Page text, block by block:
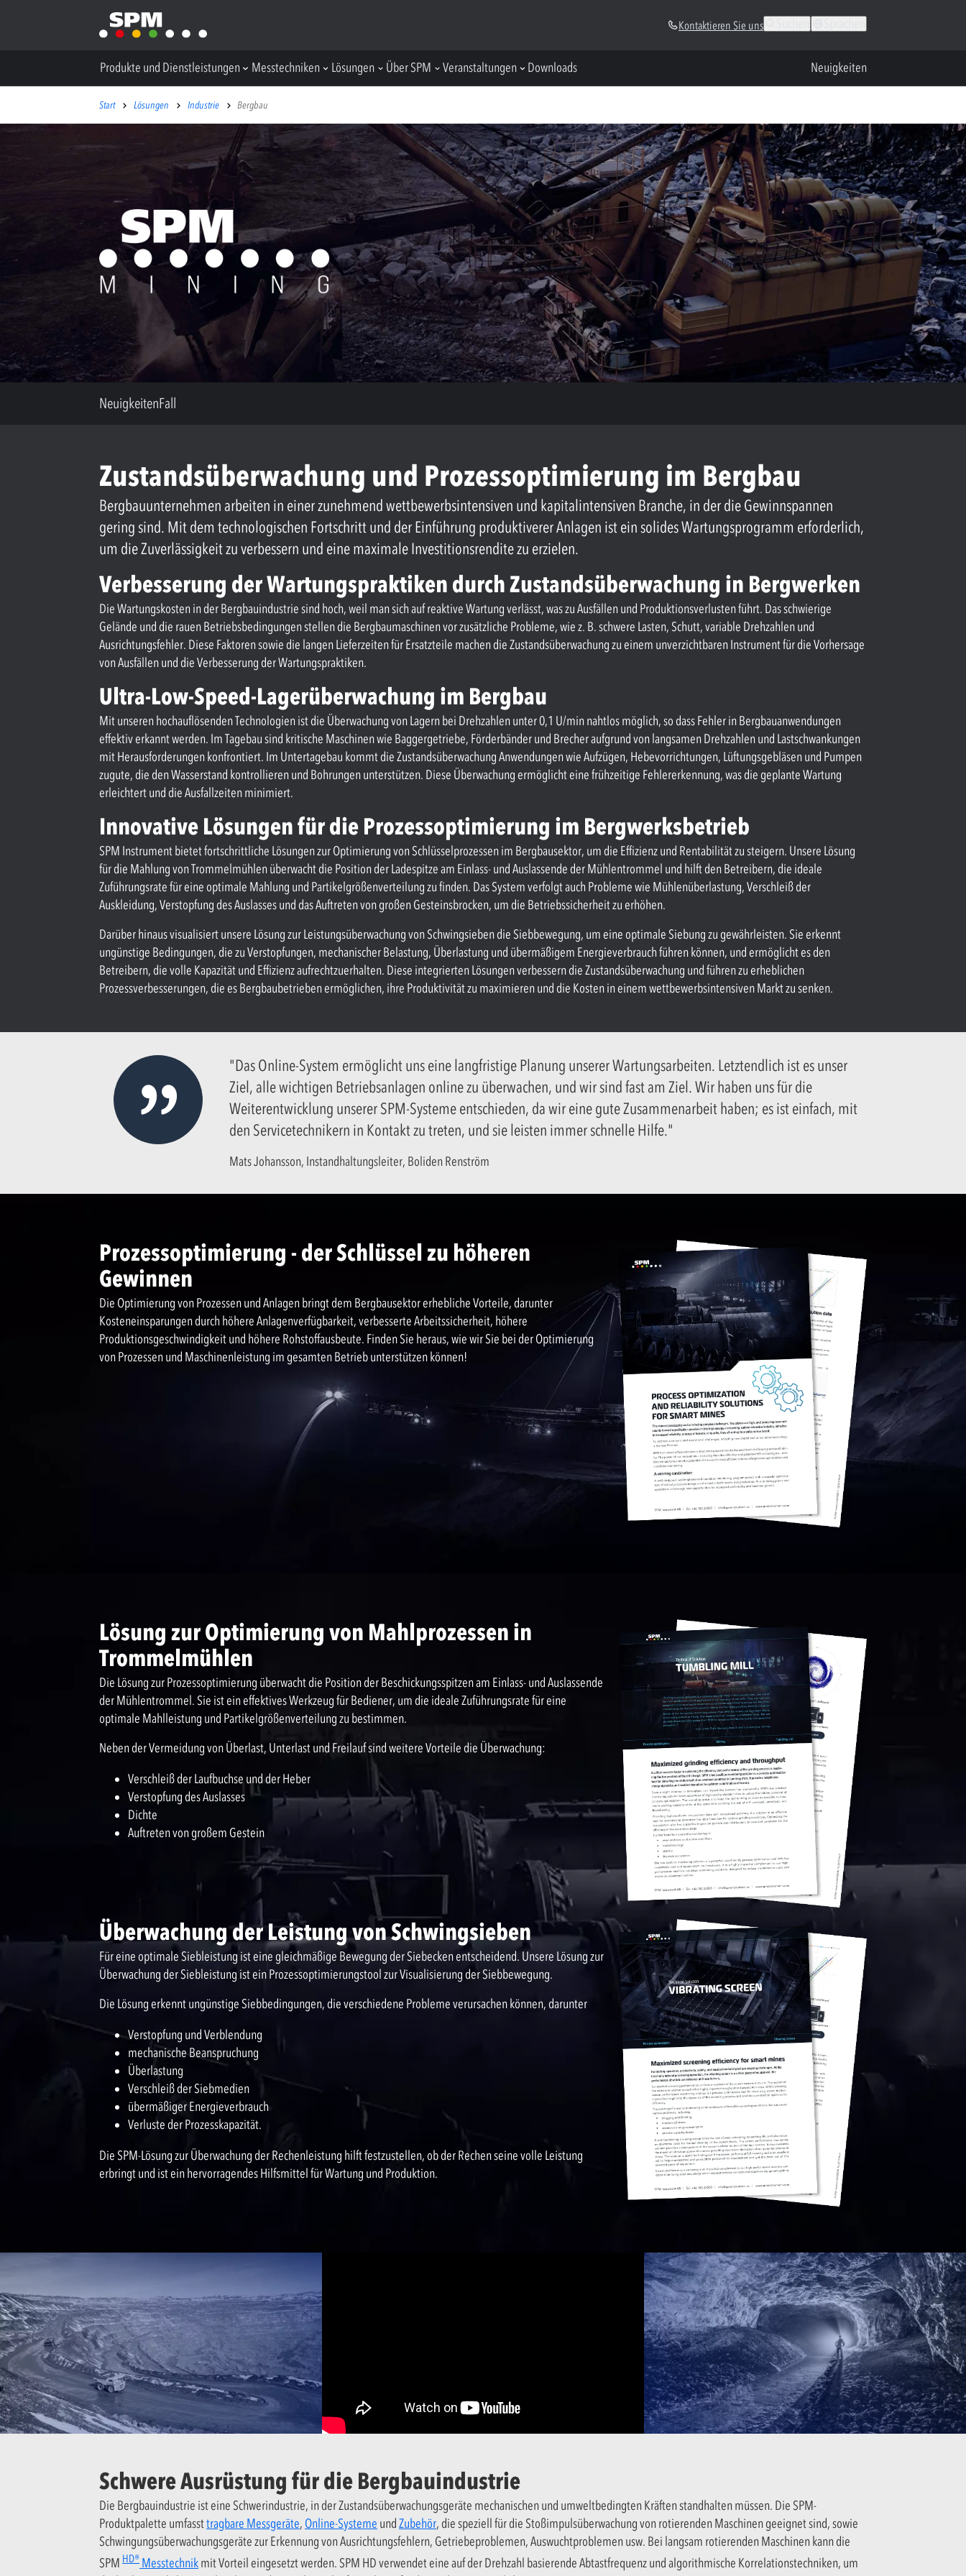
Kontaktieren Sie uns
Produkte und Dienstleistungen Messtechniken Lösungen Über SPM Veranstaltungen Downloads Neuigkeiten
Start Lösungen Industrie Bergbau
NeuigkeitenFall
Zustandsüberwachung und Prozessoptimierung im Bergbau
Bergbauunternehmen arbeiten in einer zunehmend wettbewerbsintensiven und kapitalintensiven Branche, in der die Gewinnspannen
gering sind. Mit dem technologischen Fortschritt und der Einführung produktiverer Anlagen ist ein solides Wartungsprogramm erforderlich,
um die Zuverlässigkeit zu verbessern und eine maximale Investitionsrendite zu erzielen.
Verbesserung der Wartungspraktiken durch Zustandsüberwachung in Bergwerken
Die Wartungskosten in der Bergbauindustrie sind hoch, weil man sich auf reaktive Wartung verlässt, was zu Ausfällen und Produktionsverlusten führt. Das schwierige
Gelände und die rauen Betriebsbedingungen stellen die Bergbaumaschinen vor zusätzliche Probleme, wie z. B. schwere Lasten, Schutt, variable Drehzahlen und
Ausrichtungsfehler. Diese Faktoren sowie die langen Lieferzeiten für Ersatzteile machen die Zustandsüberwachung zu einem unverzichtbaren Instrument für die Vorhersage
von Ausfällen und die Verbesserung der Wartungspraktiken.
Ultra-Low-Speed-Lagerüberwachung im Bergbau
Mit unseren hochauflösenden Technologien ist die Überwachung von Lagern bei Drehzahlen unter 0,1 U/min nahtlos möglich, so dass Fehler in Bergbauanwendungen
effektiv erkannt werden. Im Tagebau sind kritische Maschinen wie Baggergetriebe, Förderbänder und Brecher aufgrund von langsamen Drehzahlen und Lastschwankungen
mit Herausforderungen konfrontiert. Im Untertagebau kommt die Zustandsüberwachung Anwendungen wie Aufzügen, Hebevorrichtungen, Lüftungsgebläsen und Pumpen
zugute, die den Wasserstand kontrollieren und Bohrungen unterstützen. Diese Überwachung ermöglicht eine frühzeitige Fehlererkennung, was die geplante Wartung
erleichtert und die Ausfallzeiten minimiert.
Innovative Lösungen für die Prozessoptimierung im Bergwerksbetrieb
SPM Instrument bietet fortschrittliche Lösungen zur Optimierung von Schlüsselprozessen im Bergbausektor, um die Effizienz und Rentabilität zu steigern. Unsere Lösung
für die Mahlung von Trommelmühlen überwacht die Position der Ladespitze am Einlass- und Auslassende der Mühlentrommel und hilft den Betreibern, die ideale
Zuführungsrate für eine optimale Mahlung und Partikelgrößenverteilung zu finden. Das System verfolgt auch Probleme wie Mühlenüberlastung, Verschleiß der
Auskleidung, Verstopfung des Auslasses und das Auftreten von großen Gesteinsbrocken, um die Betriebssicherheit zu erhöhen.
Darüber hinaus visualisiert unsere Lösung zur Leistungsüberwachung von Schwingsieben die Siebbewegung, um eine optimale Siebung zu gewährleisten. Sie erkennt
ungünstige Bedingungen, die zu Verstopfungen, mechanischer Belastung, Überlastung und übermäßigem Energieverbrauch führen können, und ermöglicht es den
Betreibern, die volle Kapazität und Effizienz aufrechtzuerhalten. Diese integrierten Lösungen verbessern die Zustandsüberwachung und führen zu erheblichen
Prozessverbesserungen, die es Bergbaubetrieben ermöglichen, ihre Produktivität zu maximieren und die Kosten in einem wettbewerbsintensiven Markt zu senken.
"Das Online-System ermöglicht uns eine langfristige Planung unserer Wartungsarbeiten. Letztendlich ist es unser
Ziel, alle wichtigen Betriebsanlagen online zu überwachen, und wir sind fast am Ziel. Wir haben uns für die
Weiterentwicklung unserer SPM-Systeme entschieden, da wir eine gute Zusammenarbeit haben; es ist einfach, mit
den Servicetechnikern in Kontakt zu treten, und sie leisten immer schnelle Hilfe."
Mats Johansson, Instandhaltungsleiter, Boliden Renström
Prozessoptimierung - der Schlüssel zu höheren
Gewinnen
Die Optimierung von Prozessen und Anlagen bringt dem Bergbausektor erhebliche Vorteile, darunter
Kosteneinsparungen durch höhere Anlagenverfügbarkeit, verbesserte Arbeitssicherheit, höhere
Produktionsgeschwindigkeit und höhere Rohstoffausbeute. Finden Sie heraus, wie wir Sie bei der Optimierung
von Prozessen und Maschinenleistung im gesamten Betrieb unterstützen können!
Lösung zur Optimierung von Mahlprozessen in
Trommelmühlen
Die Lösung zur Prozessoptimierung überwacht die Position der Beschickungsspitzen am Einlass- und Auslassende
der Mühlentrommel. Sie ist ein effektives Werkzeug für Bediener, um die ideale Zuführungsrate für eine
optimale Mahlleistung und Partikelgrößenverteilung zu bestimmen.
Neben der Vermeidung von Überlast, Unterlast und Freilauf sind weitere Vorteile die Überwachung:
Verschleiß der Laufbuchse und der Heber
Verstopfung des Auslasses
Dichte
Auftreten von großem Gestein
Überwachung der Leistung von Schwingsieben
Für eine optimale Siebleistung ist eine gleichmäßige Bewegung der Siebecken entscheidend. Unsere Lösung zur
Überwachung der Siebleistung ist ein Prozessoptimierungstool zur Visualisierung der Siebbewegung.
Die Lösung erkennt ungünstige Siebbedingungen, die verschiedene Probleme verursachen können, darunter
Verstopfung und Verblendung
mechanische Beanspruchung
Überlastung
Verschleiß der Siebmedien
übermäßiger Energieverbrauch
Verluste der Prozesskapazität.
Die SPM-Lösung zur Überwachung der Rechenleistung hilft festzustellen, ob der Rechen seine volle Leistung
erbringt und ist ein hervorragendes Hilfsmittel für Wartung und Produktion.
Schwere Ausrüstung für die Bergbauindustrie
Die Bergbauindustrie ist eine Schwerindustrie, in der Zustandsüberwachungsgeräte mechanischen und umweltbedingten Kräften standhalten müssen. Die SPM-
Produktpalette umfassttragbare Messgeräte, Online-Systeme undZubehör, die speziell für die Stoßimpulsüberwachung von rotierenden Maschinen geeignet sind, sowie
Schwingungsüberwachungsgeräte zur Erkennung von Ausrichtungsfehlern, Getriebeproblemen, Auswuchtproblemen usw. Bei langsam rotierenden Maschinen kann die
SPM HD® Messtechnikmit Vorteil eingesetzt werden. SPM HD verwendet eine auf der Drehzahl basierende Abtastfrequenz und algorithmische Korrelationstechniken, um